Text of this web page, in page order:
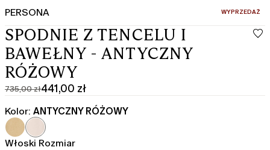
PERSONA :WYPRZEDAŻ
SPODNIE Z TENCELU I
BAWEŁNY - ANTYCZNY
RÓŻOWY
735,00 zł
Cena
pierwotna
735,00
zł
441,00 zł
Aktualna
cena
441,00
zł
Kolor: ANTYCZNY RÓŻOWY
Włoski Rozmiar